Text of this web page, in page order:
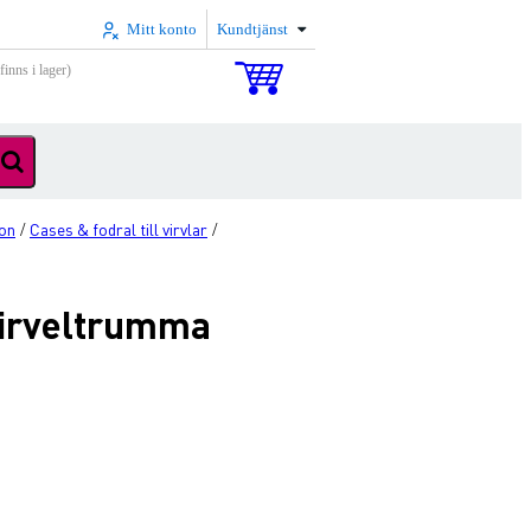
Mitt konto Kundtjänst
i lager)
/ Cases & fodral till virvlar /